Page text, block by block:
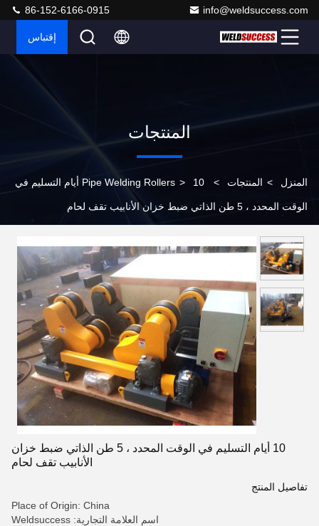
info@weldsuccess.com
86-152-6166-0915
إقتباس
المنتجات
المنزل > المنتجات >
Pipe Welding Rollers > 10 أيام التسليم في
الوقت المحدد ، 5 طن الذاتي ضبط خزان الأنابيب تقف لحام
10 أيام التسليم في الوقت المحدد ، 5 طن الذاتي ضبط خزان
الأنابيب تقف لحام
تفاصيل المنتج
Place of Origin: China
اسم العلامة التجارية: Weldsuccess